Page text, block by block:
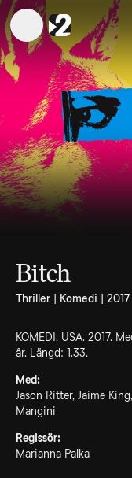
Bitch
Thriller | Komedi | 2017
KOMEDI. USA. 2017.
år. Längd: 1.33.
Med:
Jason Ritter, Jaime
Mangini
Regissör:
Marianna Palka